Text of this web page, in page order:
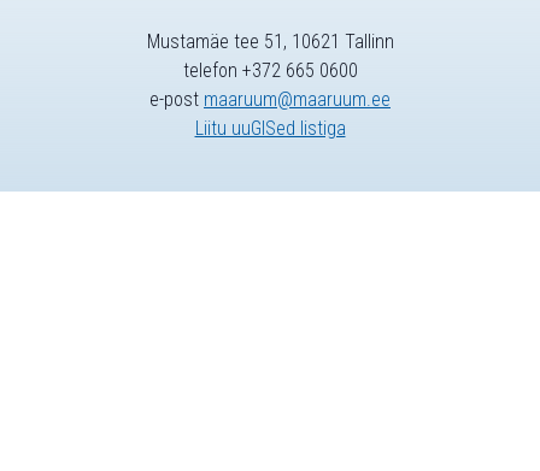
Mustamäe tee 51, 10621 Tallinn
telefon +372 665 0600
e-post maaruum@maaruum.ee
Liitu uuGISed listiga